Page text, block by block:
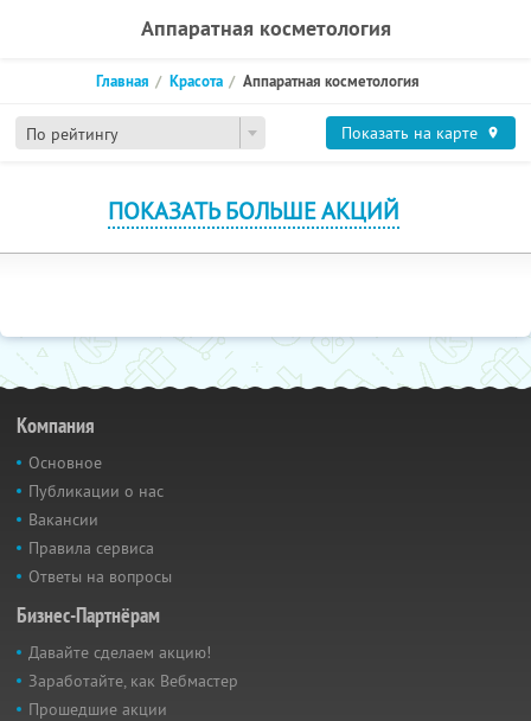
Аппаратная косметология
По рейтингу
Главная Красота Аппаратная косметология
Показать на карте
ПОКАЗАТЬ БОЛЬШЕ АКЦИЙ
Компания
Основное
Публикации о нас
Вакансии
Правила сервиса
Ответы на вопросы
Бизнес-Партнёрам
Давайте сделаем акцию!
Заработайте, как Вебмастер
Прошедшие акции